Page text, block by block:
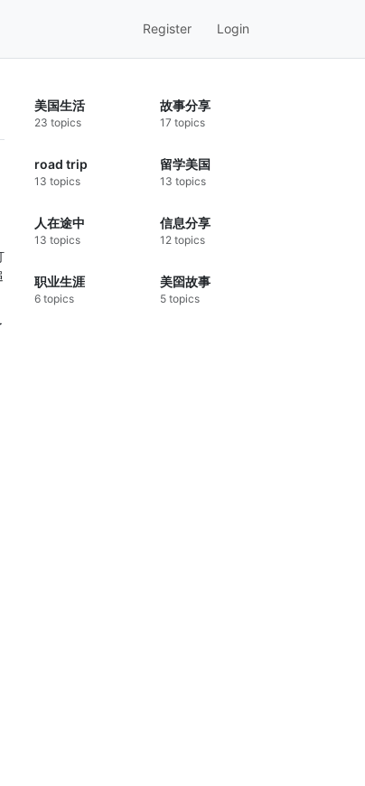
Register Login
美国生活
23 topics
故事分享
17 topics
road trip
13 topics
留学美国
13 topics
人在途中
13 topics
信息分享
12 topics
职业生涯
6 topics
美囶故事
5 topics